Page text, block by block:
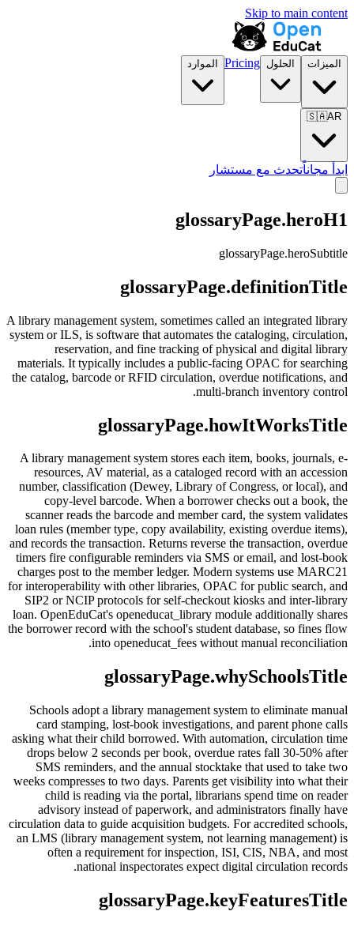
Skip to main content
الميزات الحلول Pricing الموارد
🇸🇦AR
ابدأ مجاناًتحدث مع مستشار
glossaryPage.heroH1
glossaryPage.heroSubtitle
glossaryPage.definitionTitle
A library management system, sometimes called an integrated library
system or ILS, is software that automates the cataloging, circulation,
reservation, and fine tracking of physical and digital library
materials. It typically includes a public-facing OPAC for searching
the catalog, barcode or RFID circulation, overdue notifications, and
multi-branch inventory control.
glossaryPage.howItWorksTitle
A library management system stores each item, books, journals, e-
resources, AV material, as a cataloged record with an accession
number, classification (Dewey, Library of Congress, or local), and
copy-level barcode. When a borrower checks out a book, the
scanner reads the barcode and member card, the system validates
loan rules (member type, copy availability, existing overdue items),
and records the transaction. Returns reverse the transaction, overdue
timers fire configurable reminders via SMS or email, and lost-book
charges post to the member ledger. Modern systems use MARC21
for interoperability with other libraries, OPAC for public search, and
SIP2 or NCIP protocols for self-checkout kiosks and inter-library
loan. OpenEduCat's openeducat_library module additionally shares
the borrower record with the school's student database, so fines flow
into openeducat_fees without manual reconciliation.
glossaryPage.whySchoolsTitle
Schools adopt a library management system to eliminate manual
card stamping, lost-book investigations, and parent phone calls
asking what their child borrowed. With automation, circulation time
drops below 2 seconds per book, overdue rates fall 30-50% after
SMS reminders, and the annual stocktake that used to take two
weeks compresses to two days. Parents get visibility into what their
child is reading via the portal, librarians spend time on reader
advisory instead of paperwork, and administrators finally have
circulation data to guide acquisition budgets. For accredited schools,
an LMS (library management system, not learning management) is
often a requirement for inspection, ISI, CIS, NBA, and most
national inspectorates expect digital circulation records.
glossaryPage.keyFeaturesTitle